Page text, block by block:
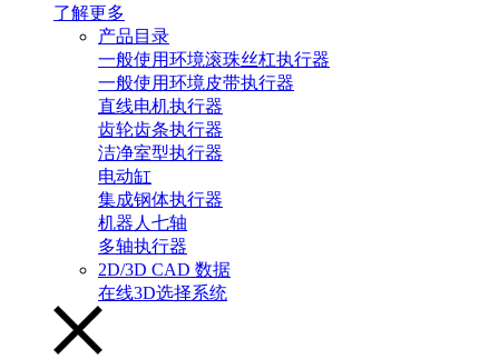
了解更多
产品目录
一般使用环境滚珠丝杠执行器
一般使用环境皮带执行器
直线电机执行器
齿轮齿条执行器
洁净室型执行器
电动缸
集成钢体执行器
机器人七轴
多轴执行器
2D/3D CAD 数据
在线3D选择系统